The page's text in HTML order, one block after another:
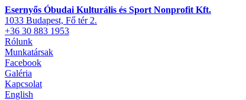
Esernyős Óbudai Kulturális és Sport Nonprofit Kft.
1033 Budapest, Fő tér 2.
+36 30 883 1953
Rólunk
Munkatársak
Facebook
Galéria
Kapcsolat
English